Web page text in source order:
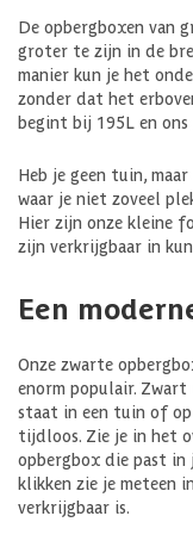
De opbergboxen van
groter te zijn in de
manier kun je het
zonder dat het
begint bij 195L en ons
Heb je geen tuin,
waar je niet zoveel
Hier zijn onze kleine
zijn verkrijgbaar in
Een
Onze zwarte
enorm populair. Zwart
staat in een tuin of op
tijdloos. Zie je in het
opbergbox die past
klikken zie je meteen
verkrijgbaar is.